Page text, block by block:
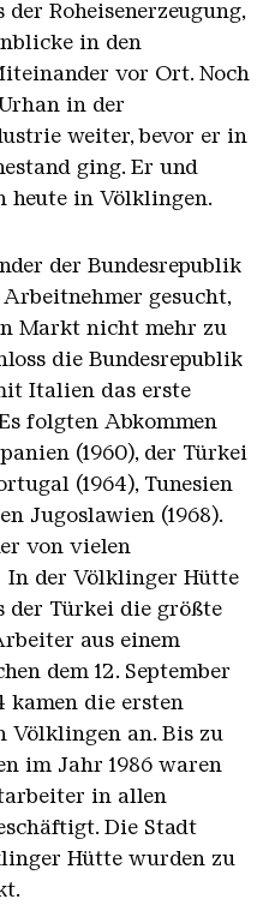
Roheisenerzeugung,
in den
vor Ort. Noch
in der
weiter, bevor er in
ging. Er und
heute in Völklingen.
der Bundesrepublik
gesucht,
Markt nicht mehr zu
die Bundesrepublik
Italien das erste
folgten Abkommen
(1960), der Türkei
(1964), Tunesien
Jugoslawien (1968).
von vielen
In der Völklinger Hütte
der Türkei die größte
aus einem
dem 12. September
kamen die ersten
an. Bis zu
im Jahr 1986 waren
in allen
Die Stadt
Hütte wurden zu